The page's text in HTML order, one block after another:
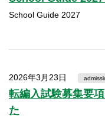
School Guide 2027
2026年3月23日
転編入試験募集要
た